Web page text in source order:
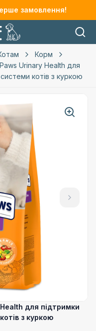
замовлення!
Корм
Urinary Health для
котів з куркою
для підтримки
з куркою